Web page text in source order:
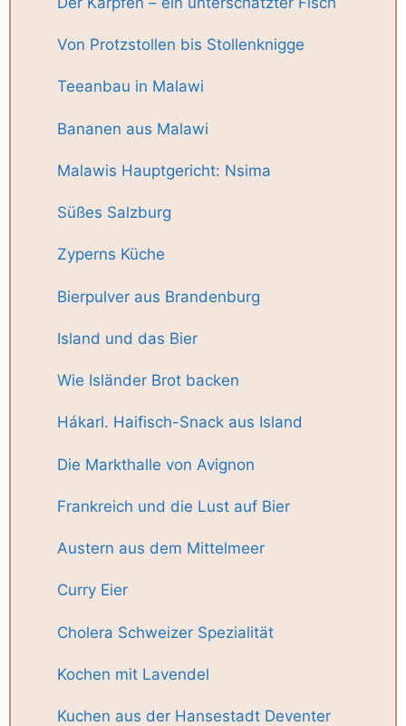
Von Protzstollen bis Stollenknigge
Teeanbau in Malawi
Bananen aus Malawi
Malawis Hauptgericht: Nsima
Süßes Salzburg
Zyperns Küche
Bierpulver aus Brandenburg
Island und das Bier
Wie Isländer Brot backen
Hákarl. Haifisch-Snack aus Island
Die Markthalle von Avignon
Frankreich und die Lust auf Bier
Austern aus dem Mittelmeer
Curry Eier
Cholera Schweizer Spezialität
Kochen mit Lavendel
Kuchen aus der Hansestadt Deventer